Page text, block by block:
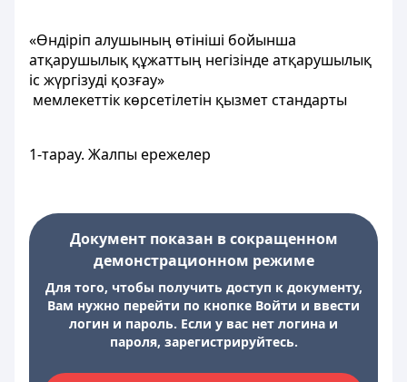
«Өндіріп алушының өтініші бойынша
атқарушылық құжаттың негізінде атқарушылық
іс жүргізуді қозғау»
мемлекеттiк көрсетілетін қызмет стандарты
1-тарау. Жалпы ережелер
Документ показан в сокращенном
демонстрационном режиме
Для того, чтобы получить доступ к документу,
Вам нужно перейти по кнопке Войти и ввести
логин и пароль. Если у вас нет логина и
пароля, зарегистрируйтесь.